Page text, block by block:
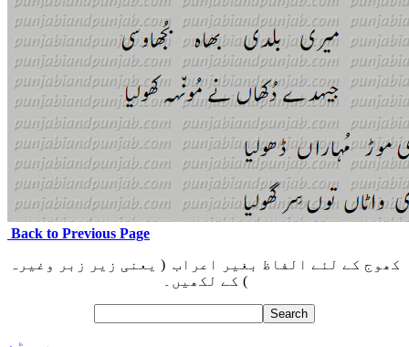
Back to Previous Page
کھوج کے لئے الفاظ بغیر اعراب ( یعنی زیر زبر وغیرہ
) کے لکھیں۔